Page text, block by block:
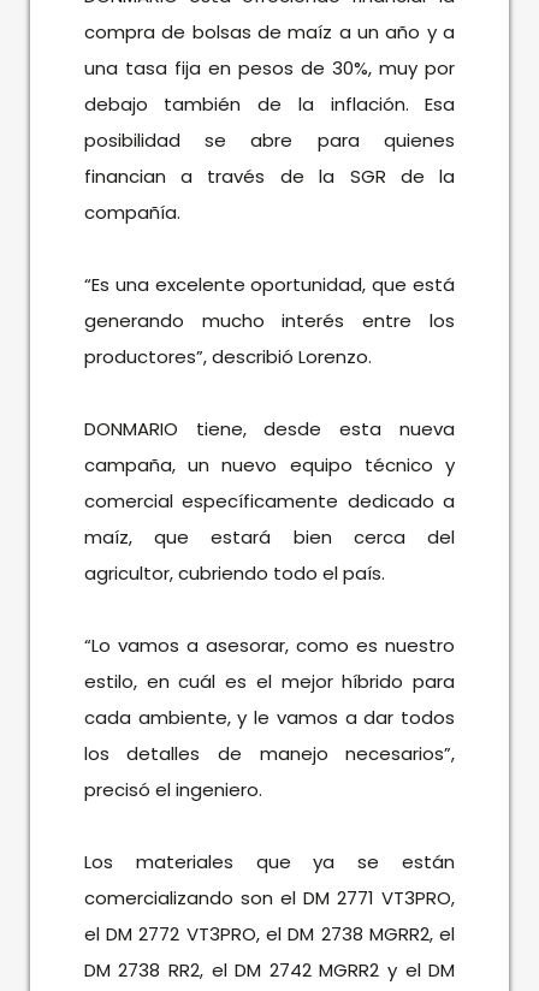
compra de bolsas de maíz a un año y a
una tasa fija en pesos de 30%, muy por
debajo también de la inflación. Esa
posibilidad se abre para quienes
financian a través de la SGR de la
compañía.
“Es una excelente oportunidad, que está
generando mucho interés entre los
productores”, describió Lorenzo.
DONMARIO tiene, desde esta nueva
campaña, un nuevo equipo técnico y
comercial específicamente dedicado a
maíz, que estará bien cerca del
agricultor, cubriendo todo el país.
“Lo vamos a asesorar, como es nuestro
estilo, en cuál es el mejor híbrido para
cada ambiente, y le vamos a dar todos
los detalles de manejo necesarios”,
precisó el ingeniero.
Los materiales que ya se están
comercializando son el DM 2771 VT3PRO,
el DM 2772 VT3PRO, el DM 2738 MGRR2, el
DM 2738 RR2, el DM 2742 MGRR2 y el DM